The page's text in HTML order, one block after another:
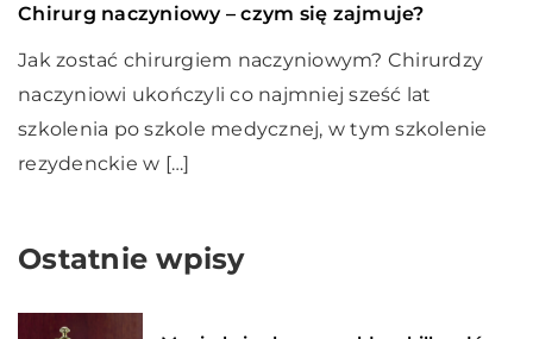
Chirurg naczyniowy – czym się zajmuje?
Jak zostać chirurgiem naczyniowym? Chirurdzy
naczyniowi ukończyli co najmniej sześć lat
szkolenia po szkole medycznej, w tym szkolenie
rezydenckie w […]
Ostatnie wpisy